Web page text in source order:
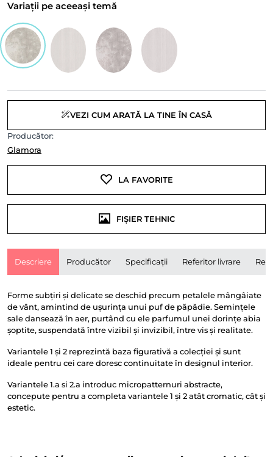
Variații pe aceeași temă
VEZI CUM ARATĂ LA TINE ÎN CASĂ
Producător:
Glamora
LA FAVORITE
FIȘIER TEHNIC
Descriere Producător Specificații Referitor livrare
Forme subțiri și delicate se deschid precum petalele mângâiate
de vânt, amintind de ușurința unui puf de păpădie. Semințele
sale dansează în aer, purtând cu ele parfumul unei dorințe abia
șoptite, suspendată între vizibil și invizibil, între vis și realitate.
Variantele 1 și 2 reprezintă baza figurativă a colecției și sunt
ideale pentru cei care doresc continuitate în designul interior.
Variantele 1.a si 2.a introduc micropatternuri abstracte,
concepute pentru a completa variantele 1 și 2 atât cromatic, cât și
estetic.